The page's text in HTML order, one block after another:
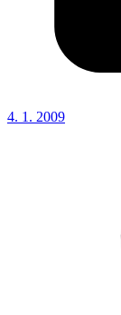
4. 1. 2009